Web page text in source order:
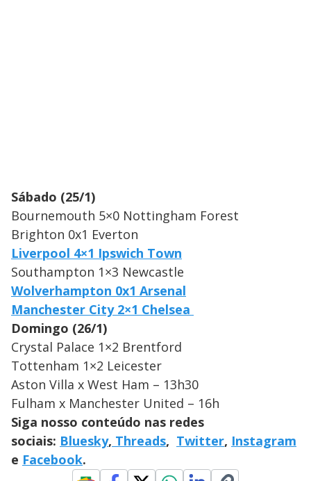
Sábado (25/1)
Bournemouth 5×0 Nottingham Forest
Brighton 0x1 Everton
Liverpool 4×1 Ipswich Town
Southampton 1×3 Newcastle
Wolverhampton 0x1 Arsenal
Manchester City 2×1 Chelsea
Domingo (26/1)
Crystal Palace 1×2 Brentford
Tottenham 1×2 Leicester
Aston Villa x West Ham – 13h30
Fulham x Manchester United – 16h
Siga nosso conteúdo nas redes
sociais: Bluesky, Threads, Twitter, Instagram
e Facebook.